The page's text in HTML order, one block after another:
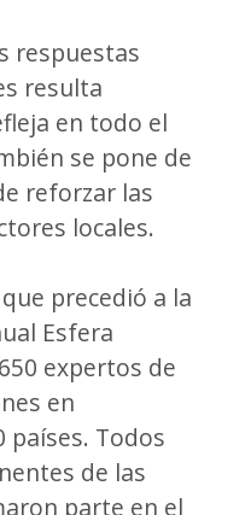
respuestas
resulta
en todo el
se pone de
reforzar las
locales.
precedió a la
Esfera
expertos de
en
países. Todos
de las
parte en el